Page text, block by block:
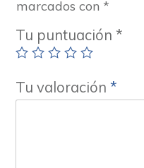
marcados con *
Tu puntuación *
Tu valoración *